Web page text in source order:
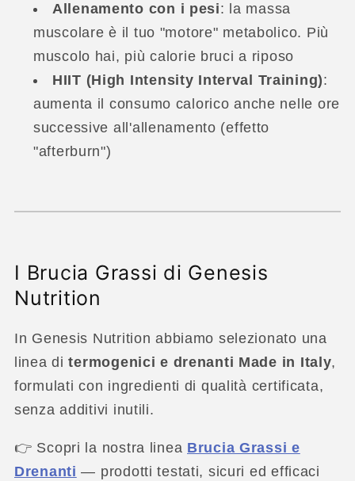
Allenamento con i pesi: la massa
muscolare è il tuo "motore" metabolico. Più
muscolo hai, più calorie bruci a riposo
HIIT (High Intensity Interval Training):
aumenta il consumo calorico anche nelle ore
successive all'allenamento (effetto
"afterburn")
I Brucia Grassi di Genesis
Nutrition
In Genesis Nutrition abbiamo selezionato una
linea ditermogenici e drenanti Made in Italy,
formulati con ingredienti di qualità certificata,
senza additivi inutili.
👉 Scopri la nostra linea Brucia Grassi e
Drenanti — prodotti testati, sicuri ed efficaci